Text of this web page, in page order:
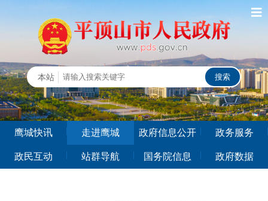
鹰城快讯 走进鹰城 政府信息公开 政务服务
政民互动 站群导航 国务院信息 政府数据